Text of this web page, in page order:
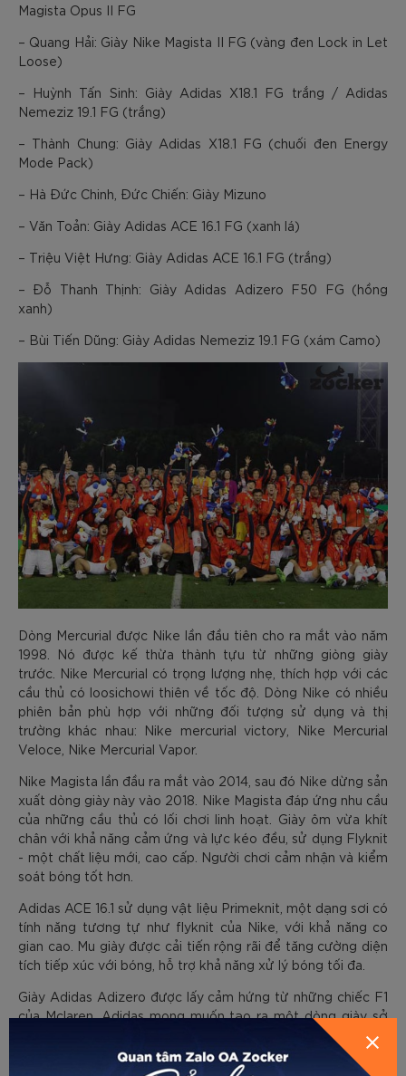
Magista Opus II FG
– Quang Hải: Giày Nike Magista II FG (vàng đen Lock in Let
Loose)
– Huỳnh Tấn Sinh: Giày Adidas X18.1 FG trắng / Adidas
Nemeziz 19.1 FG (trắng)
– Thành Chung: Giày Adidas X18.1 FG (chuối đen Energy
Mode Pack)
– Hà Đức Chinh, Đức Chiến: Giày Mizuno
– Văn Toản: Giày Adidas ACE 16.1 FG (xanh lá)
– Triệu Việt Hưng: Giày Adidas ACE 16.1 FG (trắng)
– Đỗ Thanh Thịnh: Giày Adidas Adizero F50 FG (hồng
xanh)
– Bùi Tiến Dũng: Giày Adidas Nemeziz 19.1 FG (xám Camo)
Dòng Mercurial được Nike lần đầu tiên cho ra mắt vào năm
1998. Nó được kế thừa thành tựu từ những giòng giày
trước. Nike Mercurial có trọng lượng nhẹ, thích hợp với các
cầu thủ có loosichowi thiên về tốc độ. Dòng Nike có nhiều
phiên bản phù hợp với những đối tượng sử dụng và thị
trường khác nhau: Nike mercurial victory, Nike Mercurial
Veloce, Nike Mercurial Vapor.
Nike Magista lần đầu ra mắt vào 2014, sau đó Nike dừng sản
xuất dòng giày này vào 2018. Nike Magista đáp ứng nhu cầu
của những cầu thủ có lối chơi linh hoạt. Giày ôm vừa khít
chân với khả năng cảm ứng và lực kéo đều, sử dụng Flyknit
- một chất liệu mới, cao cấp. Người chơi cảm nhận và kiểm
soát bóng tốt hơn.
Adidas ACE 16.1 sử dụng vật liệu Primeknit, một dạng sơi có
tính năng tương tự như flyknit của Nike, với khả năng co
gian cao. Mu giày được cải tiến rộng rãi để tăng cường diện
tích tiếp xúc với bóng, hỗ trợ khả năng xử lý bóng tối đa.
Giày Adidas Adizero được lấy cảm hứng từ những chiếc F1
của Mclaren. Adidas mong muốn tạo ra một dòng giày sở
hữu tốc độ tối đa. Adidas Adizero có cấu trúc linh hoạt, có
thể thay đổi theo nhu cầu của người dùng. Nó phù hợp với
những cầu thủ có lối chơi thiên về tốc độ và sự linh hoạt.